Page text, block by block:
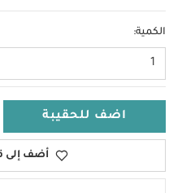
الكمية:
1
اضف للحقيبة
أضف إلى